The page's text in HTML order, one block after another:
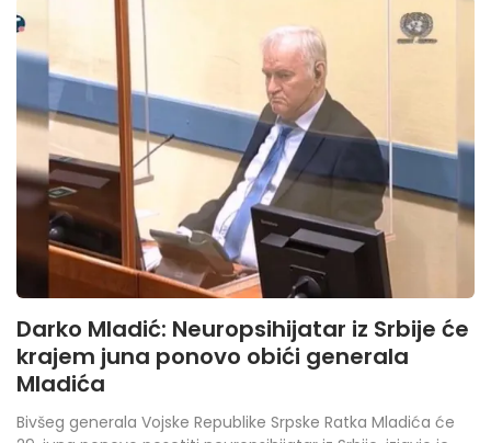
Darko Mladić: Neuropsihijatar iz Srbije će
krajem juna ponovo obići generala
Mladića
Bivšeg generala Vojske Republike Srpske Ratka Mladića će